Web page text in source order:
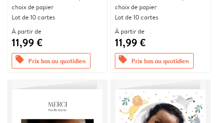
choix de papier
Lot de 10 cartes
À partir de
11,99 €
offers Prix bas au quotidien
choix de papier
Lot de 10 cartes
À partir de
11,99 €
offers Prix bas au quotidien